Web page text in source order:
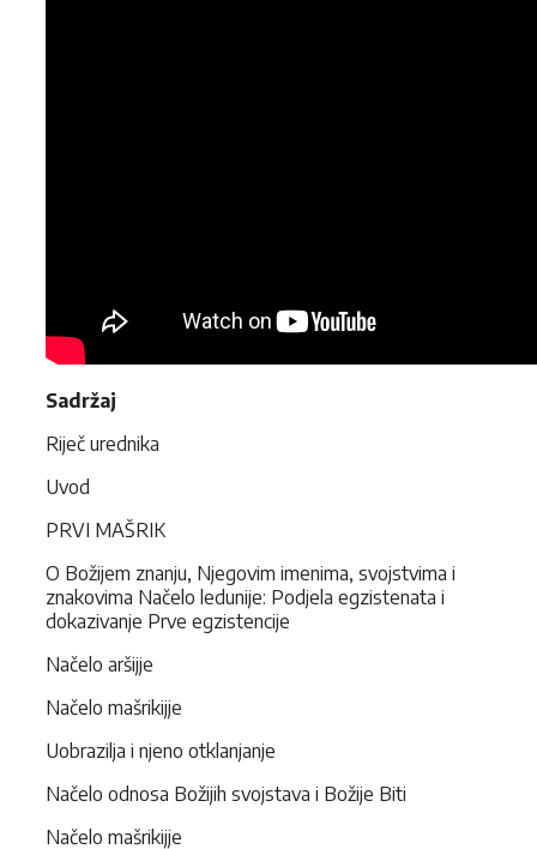
Sadržaj
Riječ urednika
Uvod
PRVI MAŠRIK
O Božijem znanju, Njegovim imenima, svojstvima i
znakovima Načelo ledunije: Podjela egzistenata i
dokazivanje Prve egzistencije
Načelo aršijje
Načelo mašrikijje
Uobrazilja i njeno otklanjanje
Načelo odnosa Božijih svojstava i Božije Biti
Načelo mašrikijje